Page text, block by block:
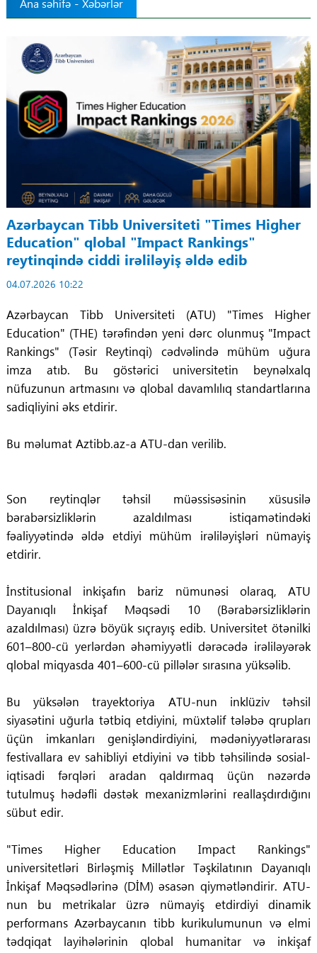
Ana səhifə - Xəbərlər
Azərbaycan Tibb Universiteti "Times Higher
Education" qlobal "Impact Rankings"
reytinqində ciddi irəliləyiş əldə edib
04.07.2026 10:22
Azərbaycan Tibb Universiteti (ATU) "Times Higher
Education" (THE) tərəfindən yeni dərc olunmuş "Impact
Rankings" (Təsir Reytinqi) cədvəlində mühüm uğura
imza atıb. Bu göstərici universitetin beynəlxalq
nüfuzunun artmasını və qlobal davamlılıq standartlarına
sadiqliyini əks etdirir.
Bu məlumat Aztibb.az-a ATU-dan verilib.
Son reytinqlər təhsil müəssisəsinin xüsusilə
bərabərsizliklərin azaldılması istiqamətindəki
fəaliyyətində əldə etdiyi mühüm irəliləyişləri nümayiş
etdirir.
İnstitusional inkişafın bariz nümunəsi olaraq, ATU
Dayanıqlı İnkişaf Məqsədi 10 (Bərabərsizliklərin
azaldılması) üzrə böyük sıçrayış edib. Universitet ötənilki
601–800-cü yerlərdən əhəmiyyətli dərəcədə irəliləyərək
qlobal miqyasda 401–600-cü pillələr sırasına yüksəlib.
Bu yüksələn trayektoriya ATU-nun inklüziv təhsil
siyasətini uğurla tətbiq etdiyini, müxtəlif tələbə qrupları
üçün imkanları genişləndirdiyini, mədəniyyətlərarası
festivallara ev sahibliyi etdiyini və tibb təhsilində sosial-
iqtisadi fərqləri aradan qaldırmaq üçün nəzərdə
tutulmuş hədəfli dəstək mexanizmlərini reallaşdırdığını
sübut edir.
"Times Higher Education Impact Rankings"
universitetləri Birləşmiş Millətlər Təşkilatının Dayanıqlı
İnkişaf Məqsədlərinə (DİM) əsasən qiymətləndirir. ATU-
nun bu metrikalar üzrə nümayiş etdirdiyi dinamik
performans Azərbaycanın tibb kurikulumunun və elmi
tədqiqat layihələrinin qlobal humanitar və inkişaf
Regionlar
Elanlar
Gündəm
Mühüm hadisələr
COVID-19
ÜST